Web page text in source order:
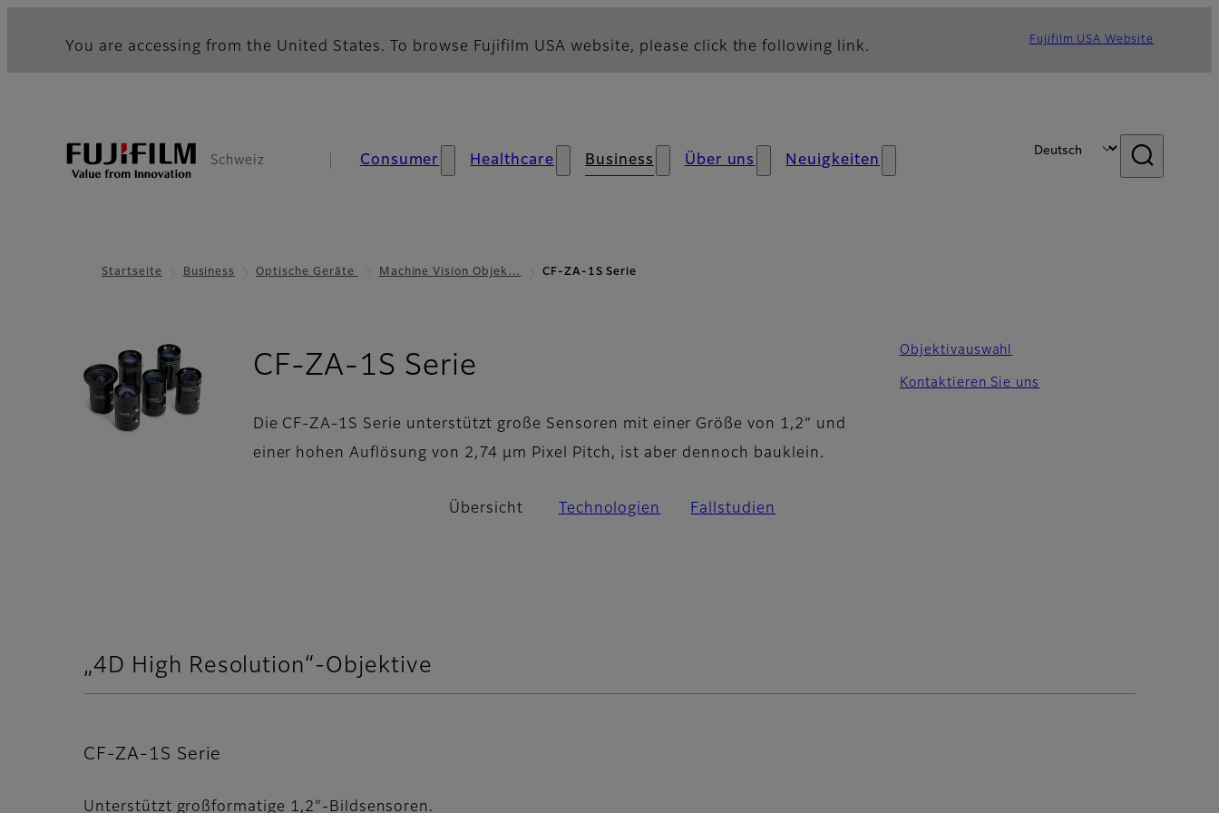
You are accessing from the United States. To browse Fujifilm USA website, please click the following link. Fujifilm USA Website
Schweiz Consumer Healthcare Business Über uns Neuigkeiten
Startseite Business Optische Geräte Machine Vision Objek… CF-ZA-1S Serie
CF-ZA-1S Serie
Die CF-ZA-1S Serie unterstützt große Sensoren mit einer Größe von 1,2” und
einer hohen Auflösung von 2,74 µm Pixel Pitch, ist aber dennoch bauklein.
Objektivauswahl
Kontaktieren Sie uns
Übersicht Technologien Fallstudien
„4D High Resolution“-Objektive
CF-ZA-1S Serie
Unterstützt großformatige 1,2"-Bildsensoren.